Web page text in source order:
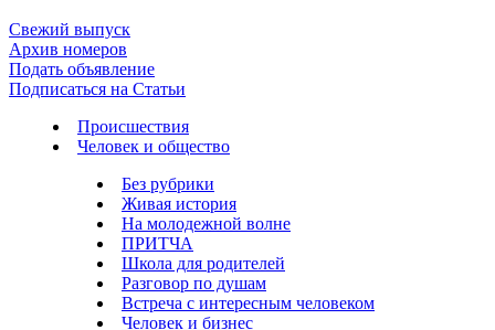
Свежий выпуск
Архив номеров
Подать объявление
Подписаться на Статьи
Происшествия
Человек и общество
Без рубрики
Живая история
На молодежной волне
ПРИТЧА
Школа для родителей
Разговор по душам
Встреча с интересным человеком
Человек и бизнес